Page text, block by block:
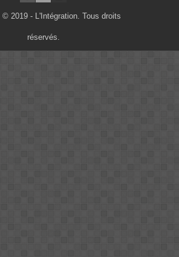
© 2019 - L'Intégration. Tous droits
réservés.